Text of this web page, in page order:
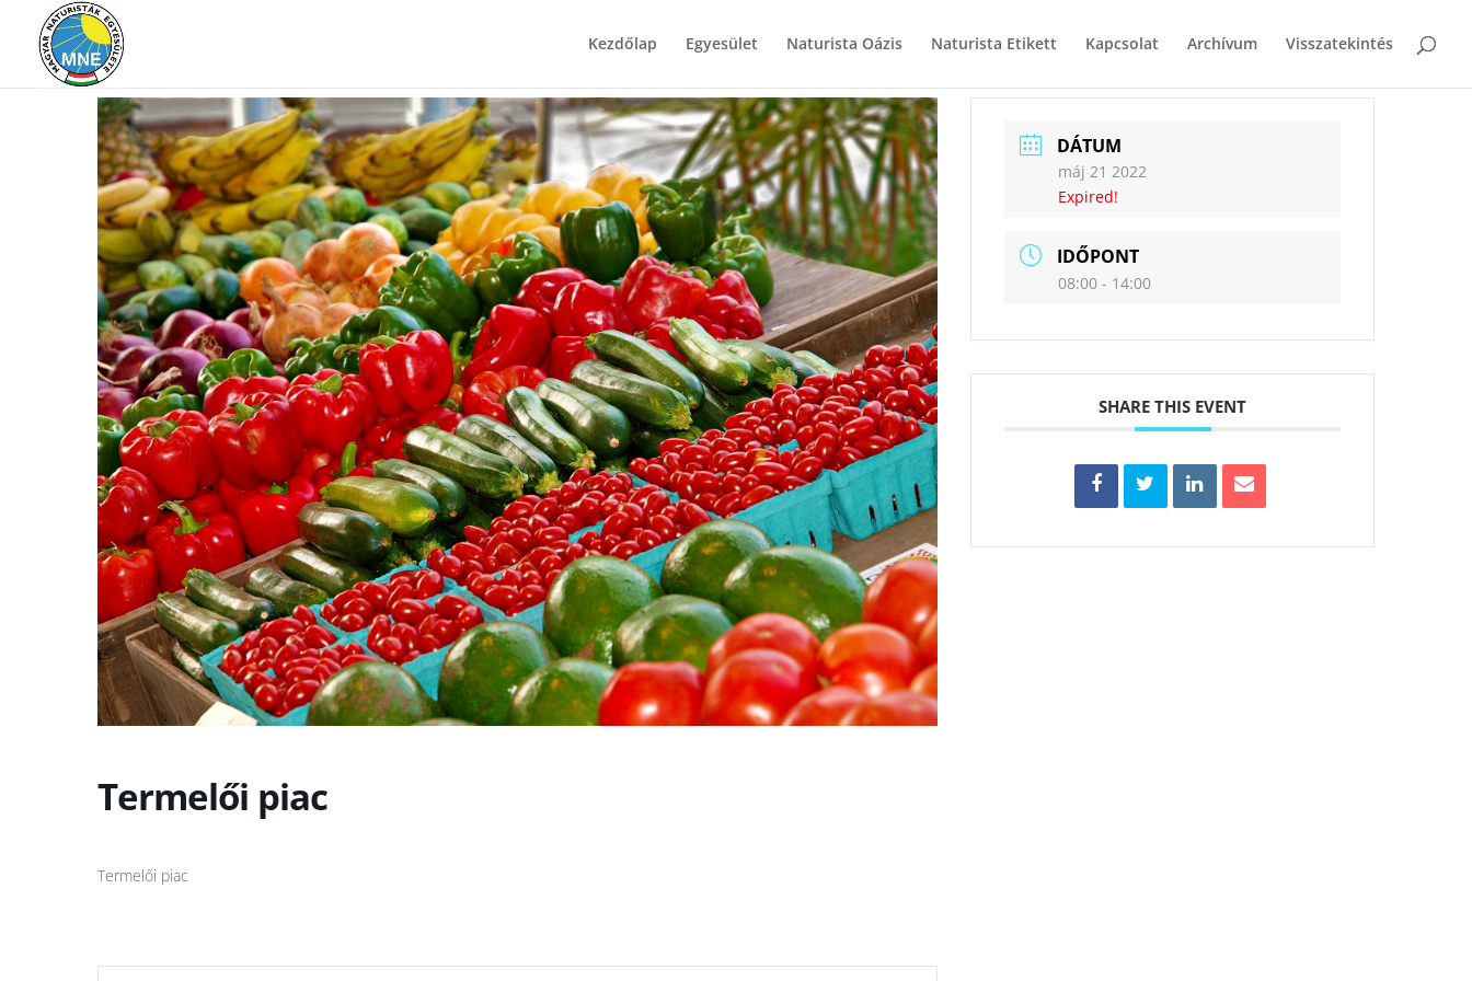
Kezdőlap Egyesület Naturista Oázis Naturista Etikett Kapcsolat Archívum Visszatekintés
Termelői piac
Termelői piac
DÁTUM
máj 21 2022
Expired!
IDŐPONT
08:00 - 14:00
SHARE THIS EVENT